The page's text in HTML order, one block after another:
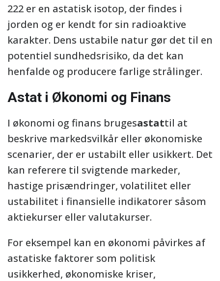
222 er en astatisk isotop, der findes i
jorden og er kendt for sin radioaktive
karakter. Dens ustabile natur gør det til en
potentiel sundhedsrisiko, da det kan
henfalde og producere farlige strålinger.
Astat i Økonomi og Finans
I økonomi og finans brugesastattil at
beskrive markedsvilkår eller økonomiske
scenarier, der er ustabilt eller usikkert. Det
kan referere til svigtende markeder,
hastige prisændringer, volatilitet eller
ustabilitet i finansielle indikatorer såsom
aktiekurser eller valutakurser.
For eksempel kan en økonomi påvirkes af
astatiske faktorer som politisk
usikkerhed, økonomiske kriser,